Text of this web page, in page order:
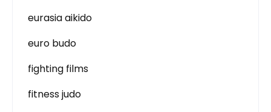
eurasia aikido
euro budo
fighting films
fitness judo